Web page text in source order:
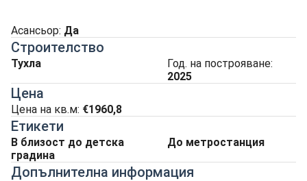
Асансьор: Да
Строителство
Тухла
Год. на построяване:
2025
Цена
Цена на кв.м: €1960,8
Етикети
В близост до детска
градина
До метростанция
Допълнителна информация